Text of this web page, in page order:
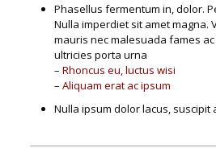
Phasellus fermentum in, dolor.
Nulla imperdiet sit amet magna.
mauris nec malesuada fames
ultricies porta urna
– Rhoncus eu, luctus wisi
– Aliquam erat ac ipsum
Nulla ipsum dolor lacus, suscipit